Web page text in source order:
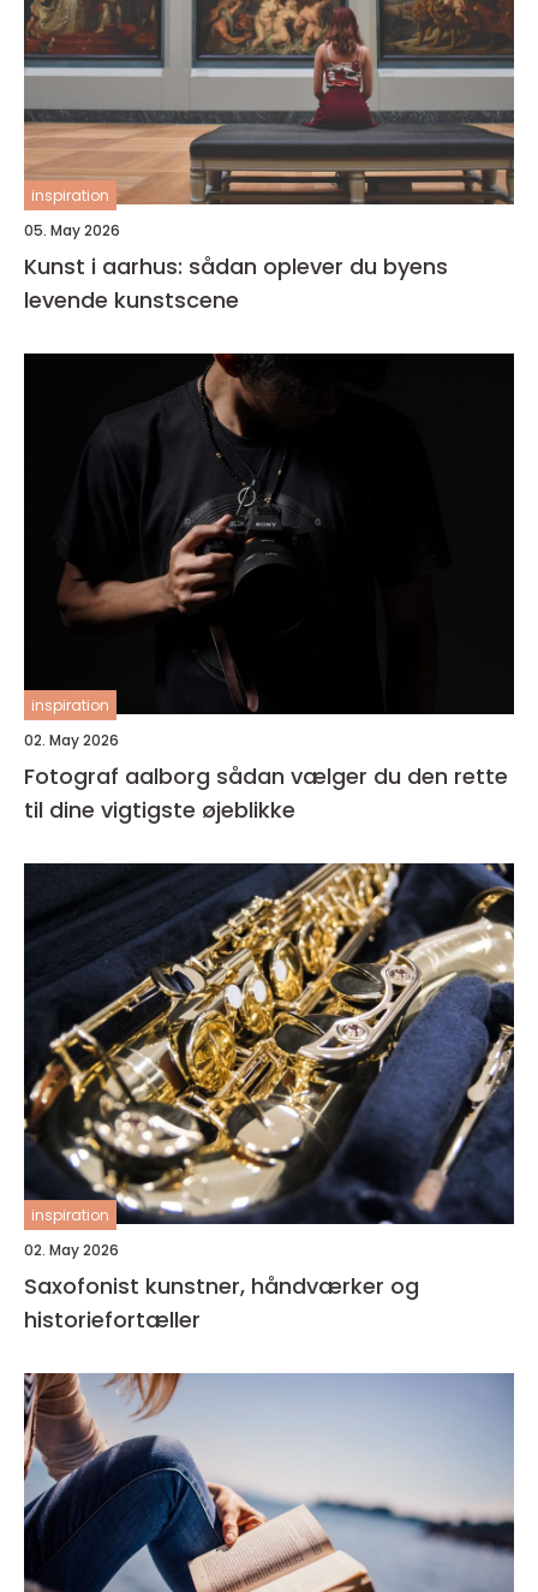
inspiration
05. May 2026
Kunst i aarhus: sådan oplever du byens
levende kunstscene
inspiration
02. May 2026
Fotograf aalborg sådan vælger du den rette
til dine vigtigste øjeblikke
inspiration
02. May 2026
Saxofonist kunstner, håndværker og
historiefortæller